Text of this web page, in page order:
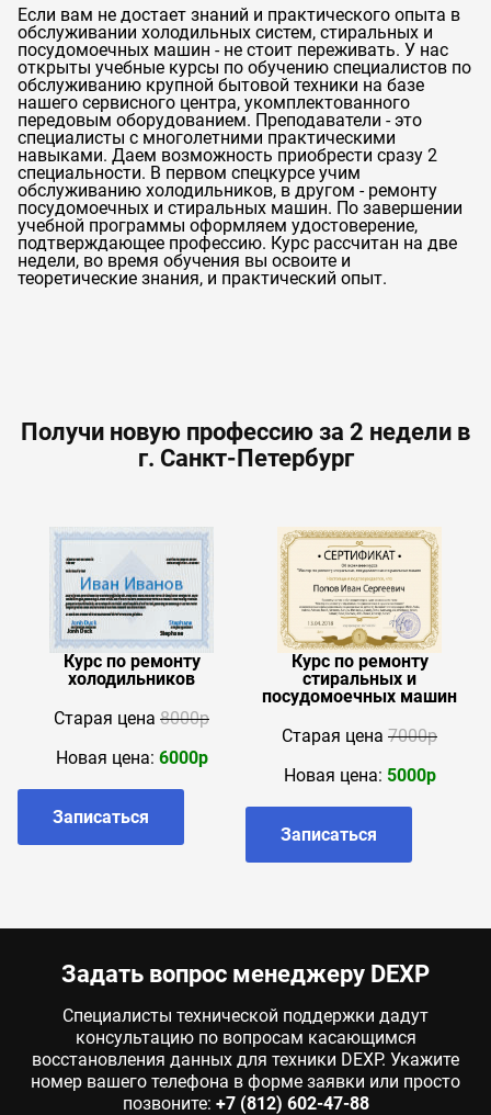
Если вам не достает знаний и практического опыта в
обслуживании холодильных систем, стиральных и
посудомоечных машин - не стоит переживать. У нас
открыты учебные курсы по обучению специалистов по
обслуживанию крупной бытовой техники на базе
нашего сервисного центра, укомплектованного
передовым оборудованием. Преподаватели - это
специалисты с многолетними практическими
навыками. Даем возможность приобрести сразу 2
специальности. В первом спецкурсе учим
обслуживанию холодильников, в другом - ремонту
посудомоечных и стиральных машин. По завершении
учебной программы оформляем удостоверение,
подтверждающее профессию. Курс рассчитан на две
недели, во время обучения вы освоите и
теоретические знания, и практический опыт.
Получи новую профессию за 2 недели в
г. Санкт-Петербург
Курс по ремонту
холодильников
Cтарая цена 8000р
Новая цена: 6000р
Записаться
Курс по ремонту
стиральных и
посудомоечных машин
Cтарая цена 7000р
Новая цена: 5000р
Записаться
Задать вопрос менеджеру DEXP
Специалисты технической поддержки дадут
консультацию по вопросам касающимся
восстановления данных для техники DEXP. Укажите
номер вашего телефона в форме заявки или просто
позвоните: +7 (812) 602-47-88